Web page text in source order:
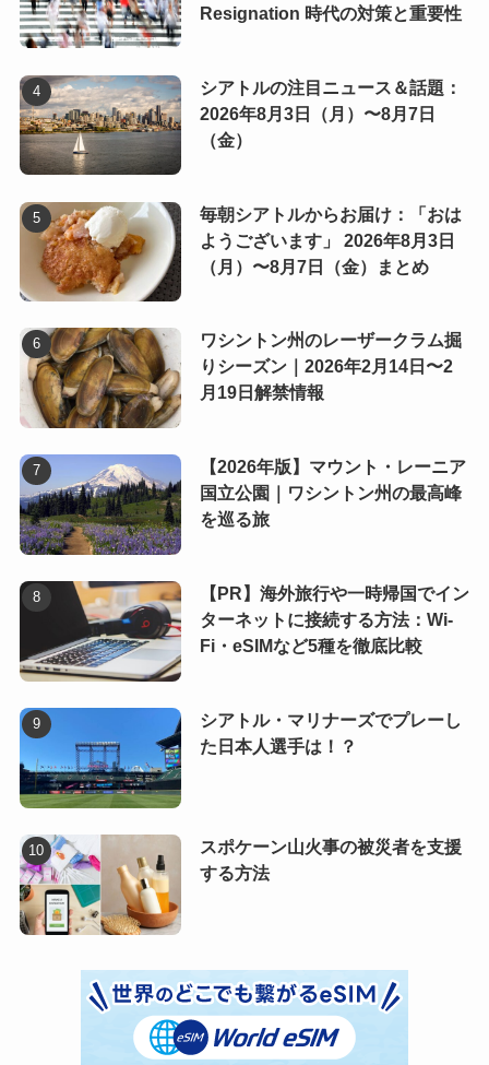
Resignation 時代の対策と重要性
シアトルの注目ニュース＆話題：
2026年8月3日（月）〜8月7日
（金）
毎朝シアトルからお届け：「おは
ようございます」 2026年8月3日
（月）〜8月7日（金）まとめ
ワシントン州のレーザークラム掘
りシーズン｜2026年2月14日〜2
月19日解禁情報
【2026年版】マウント・レーニア
国立公園｜ワシントン州の最高峰
を巡る旅
【PR】海外旅行や一時帰国でイン
ターネットに接続する方法：Wi-
Fi・eSIMなど5種を徹底比較
シアトル・マリナーズでプレーし
た日本人選手は！？
スポケーン山火事の被災者を支援
する方法